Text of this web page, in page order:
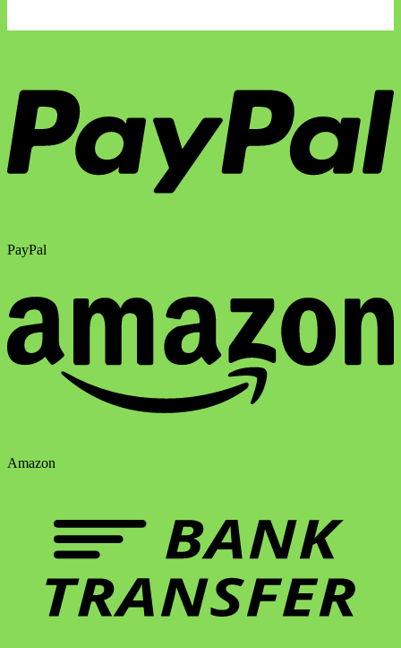
PayPal
Amazon